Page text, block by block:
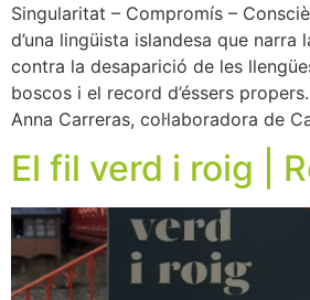
Singularitat – Compromís –
d’una lingüista islandesa que narra
contra la desaparició de les
boscos i el record d’éssers
Anna Carreras, col·laboradora de
El fil verd i roig |